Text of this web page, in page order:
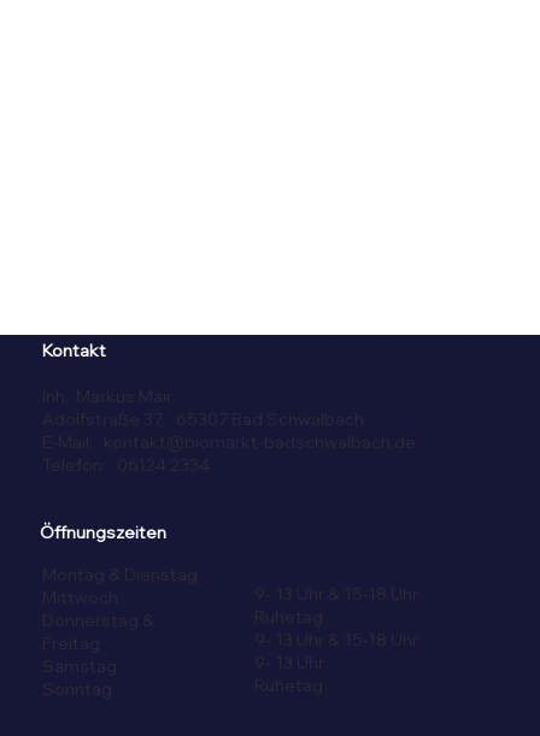
Montag & Dienstag
Mittwoch
Donnerstag &
Freitag
Samstag
Sonntag
Kontakt
Öffnungszeiten
9- 13 Uhr & 15-18 Uhr
Ruhetag
9- 13 Uhr & 15-18 Uhr
9- 13 Uhr
Ruhetag
Inh. Markus Mair
Adolfstraße 37, 65307 Bad Schwalbach
E-Mail: kontakt@biomarkt-badschwalbach.de
Telefon: 06124 2334